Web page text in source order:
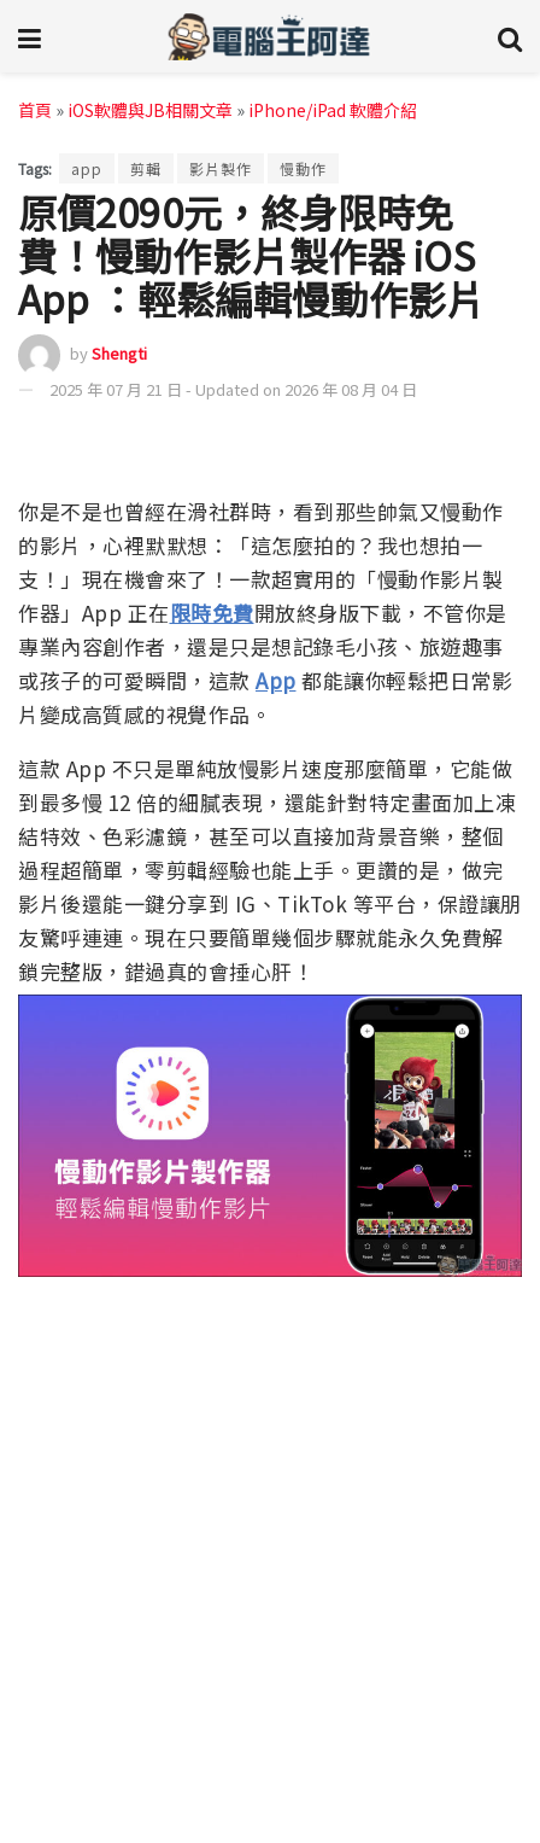
首頁 » iOS軟體與JB相關文章 » iPhone/iPad 軟體介紹
Tags: app 剪輯 影片製作 慢動作
原價2090元，終身限時免
費！慢動作影片製作器 iOS
App ：輕鬆編輯慢動作影片
byShengti
2025 年 07 月 21 日 - Updated on 2026 年 08 月 04 日
你是不是也曾經在滑社群時，看到那些帥氣又慢動作
的影片，心裡默默想：「這怎麼拍的？我也想拍一
支！」現在機會來了！一款超實用的「慢動作影片製
作器」App 正在限時免費開放終身版下載，不管你是
專業內容創作者，還是只是想記錄毛小孩、旅遊趣事
或孩子的可愛瞬間，這款App 都能讓你輕鬆把日常影
片變成高質感的視覺作品。
這款 App 不只是單純放慢影片速度那麼簡單，它能做
到最多慢 12 倍的細膩表現，還能針對特定畫面加上凍
結特效、色彩濾鏡，甚至可以直接加背景音樂，整個
過程超簡單，零剪輯經驗也能上手。更讚的是，做完
影片後還能一鍵分享到 IG、TikTok 等平台，保證讓朋
友驚呼連連。現在只要簡單幾個步驟就能永久免費解
鎖完整版，錯過真的會捶心肝！